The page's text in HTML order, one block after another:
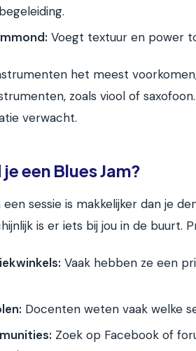
Voegt textuur en power
het meest
zoals viool of
verwacht.
een Blues Jam?
sessie is makkelijker dan je
is er iets bij jou in de buurt.
Vaak hebben ze een
Docenten weten vaak welke
Zoek op Facebook of